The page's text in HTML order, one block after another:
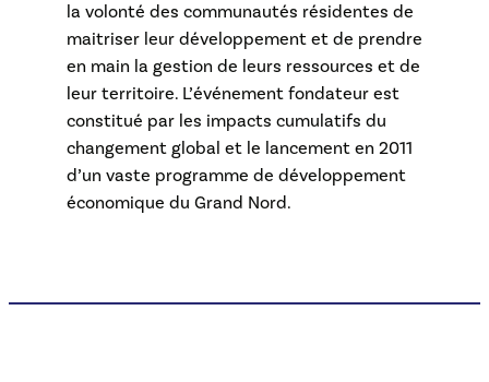
la volonté des communautés résidentes de
maitriser leur développement et de prendre
en main la gestion de leurs ressources et de
leur territoire. L’événement fondateur est
constitué par les impacts cumulatifs du
changement global et le lancement en 2011
d’un vaste programme de développement
économique du Grand Nord.